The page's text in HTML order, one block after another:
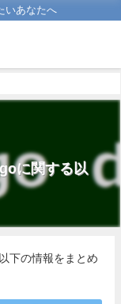
いあなたへ
に関する以
下の情報をまとめ